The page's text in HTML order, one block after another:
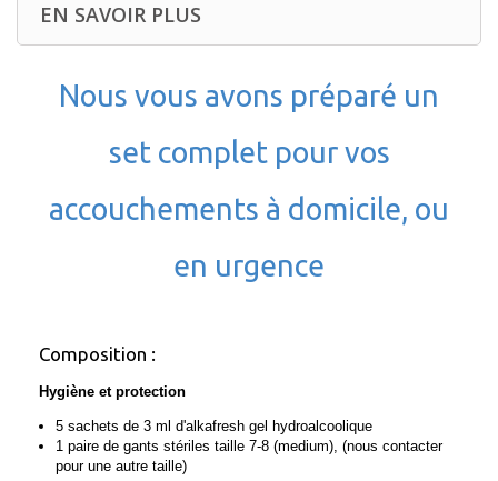
EN SAVOIR PLUS
Nous vous avons préparé un
set complet pour vos
accouchements à domicile, ou
en urgence
Composition :
Hygiène et protection
5 sachets de 3 ml d'alkafresh gel hydroalcoolique
1 paire de gants stériles taille 7-8 (medium), (nous contacter
pour une autre taille)